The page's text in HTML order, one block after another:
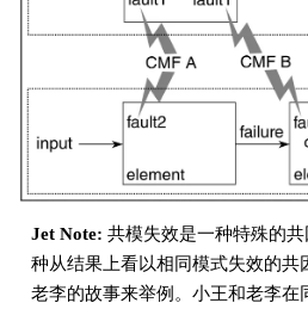
Jet Note: 共模失效是一种特殊的
种从结果上看以相同模式失效的共
老李的故事来举例。小王和老李在